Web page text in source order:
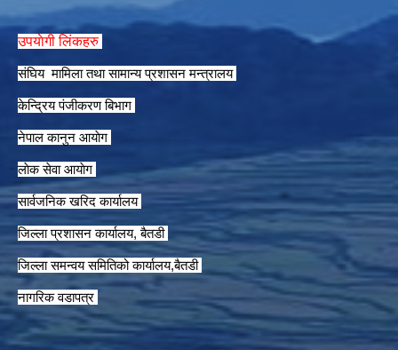
उपयाेगी लिंकहरु
संघिय मामिला तथा सामान्य प्रशासन मन्त्रालय
केन्द्रिय पंजीकरण बिभाग
नेपाल कानुन आयाेग
लाेक सेवा आयाेग
सार्वजनिक खरिद कार्यालय
जिल्ला प्रशासन कार्यालय, बैतडी
जिल्ला समन्वय समितिको कार्यालय,बैतडी
नागरिक वडापत्र